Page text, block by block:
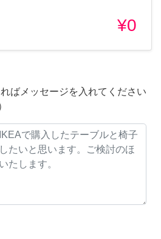
¥0
ばメッセージを入れてください